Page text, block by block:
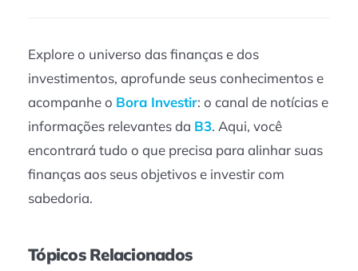
Explore o universo das finanças e dos
investimentos, aprofunde seus conhecimentos e
acompanhe o Bora Investir: o canal de notícias e
informações relevantes da B3. Aqui, você
encontrará tudo o que precisa para alinhar suas
finanças aos seus objetivos e investir com
sabedoria.
Tópicos Relacionados